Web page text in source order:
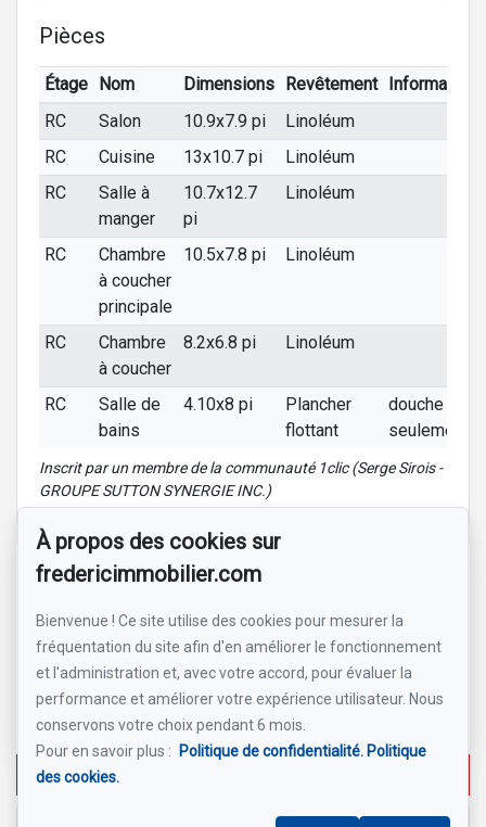
Pièces
Étage Nom Dimensions Revêtement Informations
RC
Salon 10.9x7.9 pi
Linoléum
RC
Cuisine 13x10.7 pi
Linoléum
RC
Salle à
manger
10.7x12.7
pi
Linoléum
RC
Chambre
à coucher
principale
10.5x7.8 pi Linoléum
RC
Chambre
à coucher
8.2x6.8 pi Linoléum
RC
Salle de
bains
4.10x8 pi
Plancher
flottant
douche
seulement
Inscrit par un membre de la communauté 1clic (Serge Sirois -
GROUPE SUTTON SYNERGIE INC.)
Référence :
Frédéric Jacobs-Collin Inc.
Courtier immobilier résidentiel et commercial
450 803-0575
À propos des cookies sur
fredericimmobilier.com
Bienvenue ! Ce site utilise des cookies pour mesurer la
fréquentation du site afin d'en améliorer le fonctionnement
et l'administration et, avec votre accord, pour évaluer la
performance et améliorer votre expérience utilisateur. Nous
conservons votre choix pendant 6 mois.
Pour en savoir plus :
Politique de confidentialité. Politique
des cookies.